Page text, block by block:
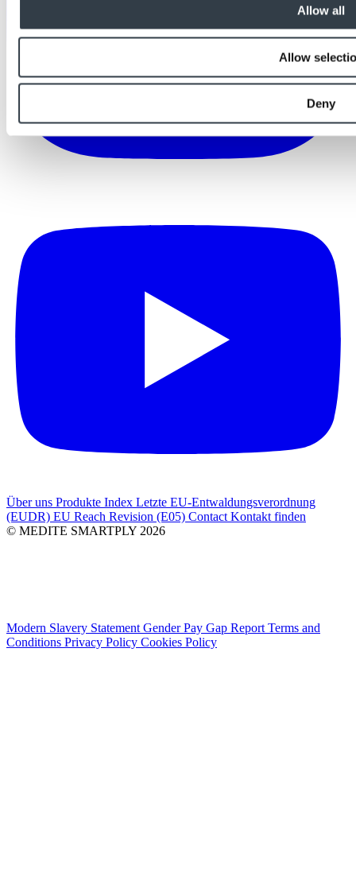
Allow all
Allow
Deny
Über uns Produkte Index Letzte EU-Entwaldungsverordnung
(EUDR) EU Reach Revision (E05) Contact Kontakt finden
© MEDITE SMARTPLY 2026
Modern Slavery Statement Gender Pay Gap Report Terms and
Conditions Privacy Policy Cookies Policy